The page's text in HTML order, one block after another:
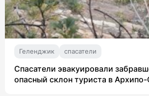
Геленджик спасатели
Спасатели эвакуировали
опасный склон туриста в